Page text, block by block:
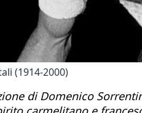
(1914-2000)
di Domenico